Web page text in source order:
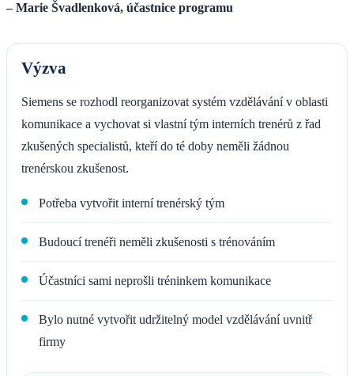
– Marie Švadlenková, účastnice programu
Výzva
Siemens se rozhodl reorganizovat systém vzdělávání v oblasti
komunikace a vychovat si vlastní tým interních trenérů z řad
zkušených specialistů, kteří do té doby neměli žádnou
trenérskou zkušenost.
Potřeba vytvořit interní trenérský tým
Budoucí trenéři neměli zkušenosti s trénováním
Účastníci sami neprošli tréninkem komunikace
Bylo nutné vytvořit udržitelný model vzdělávání uvnitř
firmy